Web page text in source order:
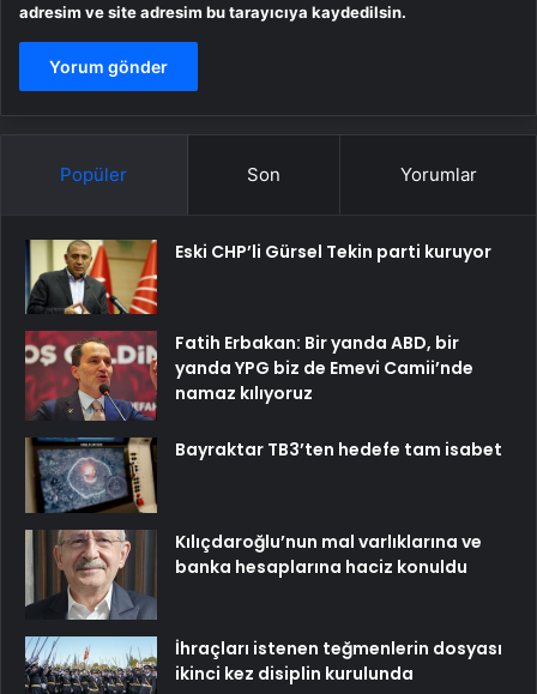
adresim ve site adresim bu tarayıcıya kaydedilsin.
Popüler Son Yorumlar
Eski CHP’li Gürsel Tekin parti kuruyor
Fatih Erbakan: Bir yanda ABD, bir
yanda YPG biz de Emevi Camii’nde
namaz kılıyoruz
Bayraktar TB3’ten hedefe tam isabet
Kılıçdaroğlu’nun mal varlıklarına ve
banka hesaplarına haciz konuldu
İhraçları istenen teğmenlerin dosyası
ikinci kez disiplin kurulunda